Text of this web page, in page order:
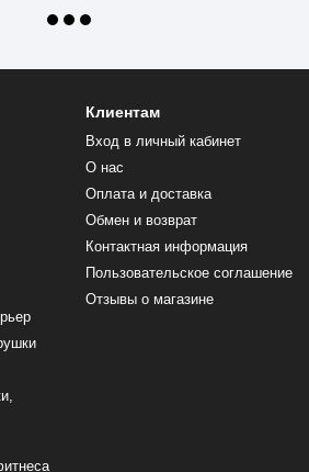
Клиентам
Вход в личный кабинет
О нас
Оплата и доставка
Обмен и возврат
Контактная информация
Пользовательское соглашение
Отзывы о магазине